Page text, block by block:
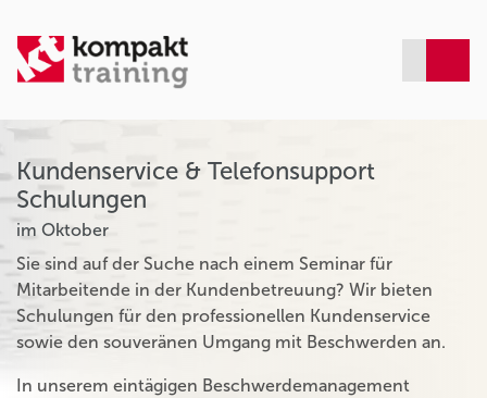
Kundenservice & Telefonsupport
Schulungen
im Oktober
Sie sind auf der Suche nach einem Seminar für
Mitarbeitende in der Kundenbetreuung? Wir bieten
Schulungen für den professionellen Kundenservice
sowie den souveränen Umgang mit Beschwerden an.
In unserem eintägigen Beschwerdemanagement